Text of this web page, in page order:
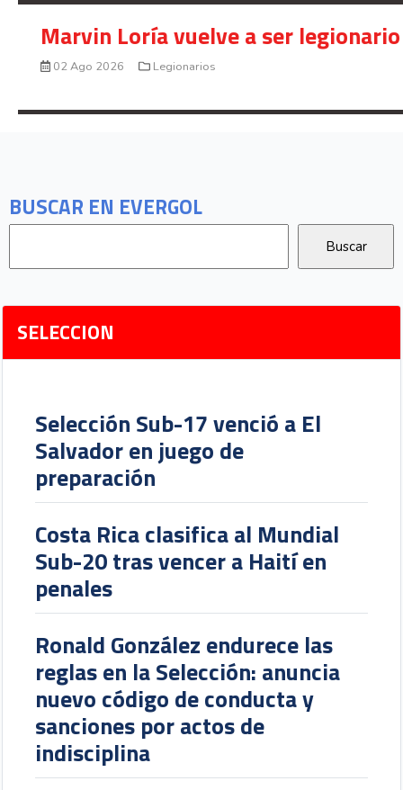
BUSCAR EN EVERGOL
SELECCION
Selección Sub-17 venció a El
Salvador en juego de
preparación
Costa Rica clasifica al Mundial
Sub-20 tras vencer a Haití en
penales
Ronald González endurece las
reglas en la Selección: anuncia
nuevo código de conducta y
sanciones por actos de
indisciplina
Marvin Loría vuelve a ser
02 Ago 2026 Legionarios